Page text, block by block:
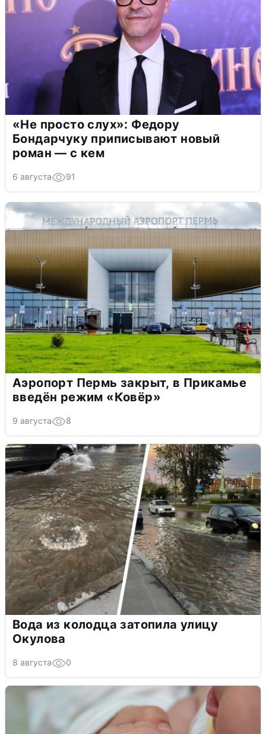
«Не просто слух»: Федору
Бондарчуку приписывают новый
роман — с кем
6 августа 91
Аэропорт Пермь закрыт, в Прикамье
введён режим «Ковёр»
9 августа 8
Вода из колодца затопила улицу
Окулова
8 августа 0